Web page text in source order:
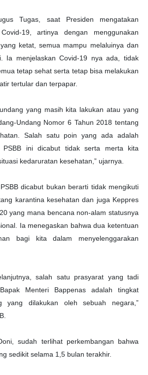
Tugas, saat Presiden mengatakan
19, artinya dengan menggunakan
ketat, semua mampu melaluinya dan
Ia menjelaskan Covid-19 nya ada, tidak
tetap sehat serta tetap bisa melakukan
tertular dan terpapar.
yang masih kita lakukan atau yang
Undang Nomor 6 Tahun 2018 tentang
Salah satu poin yang ada adalah
PSBB ini dicabut tidak serta merta kita
kedaruratan kesehatan,” ujarnya.
dicabut bukan berarti tidak mengikuti
karantina kesehatan dan juga Keppres
yang mana bencana non-alam statusnya
Ia menegaskan bahwa dua ketentuan
bagi kita dalam menyelenggarakan
salah satu prasyarat yang tadi
Menteri Bappenas adalah tingkat
yang dilakukan oleh sebuah negara,”
sudah terlihat perkembangan bahwa
sedikit selama 1,5 bulan terakhir.